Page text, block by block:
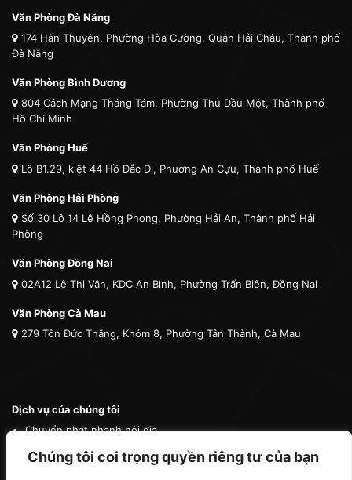
Chúng tôi coi trọng quyền riêng tư của bạn
Văn Phòng Đà Nẵng
174 Hàn Thuyên, Phường Hòa Cường, Quận Hải Châu, Thành phố
Đà Nẵng
Văn Phòng Bình Dương
804 Cách Mạng Tháng Tám, Phường Thủ Dầu Một, Thành phố
Hồ Chí Minh
Văn Phòng Huế
Lô B1.29, kiệt 44 Hồ Đắc Di, Phường An Cựu, Thành phố Huế
Văn Phòng Hải Phòng
Số 30 Lô 14 Lê Hồng Phong, Phường Hải An, Thành phố Hải
Phòng
Văn Phòng Đồng Nai
02A12 Lê Thị Vân, KDC An Bình, Phường Trấn Biên, Đồng Nai
Văn Phòng Cà Mau
279 Tôn Đức Thắng, Khóm 8, Phường Tân Thành, Cà Mau
Dịch vụ của chúng tôi
Chuyển phát nhanh nội địa
Chuyển phát nhanh quốc tế